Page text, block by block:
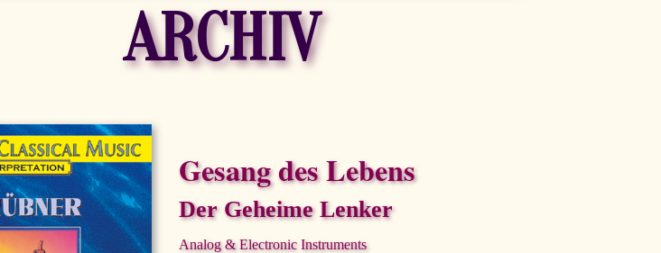
ARCHIV
Gesang des Lebens
Der Geheime Lenker
Analog & Electronic Instruments